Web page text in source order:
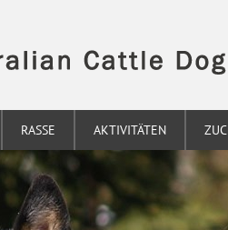
RASSE AKTIVITÄTEN